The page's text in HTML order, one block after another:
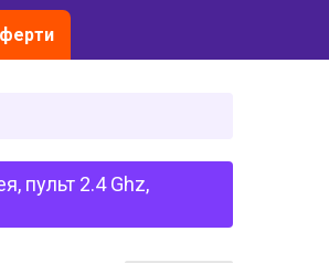
пульт 2.4 Ghz,